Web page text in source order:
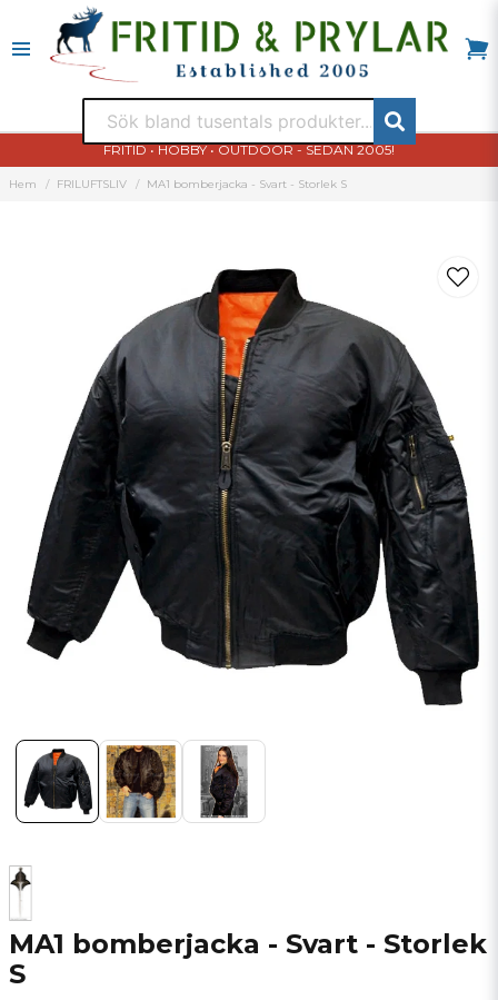
FRITID • HOBBY • OUTDOOR - SEDAN 2005!
Hem FRILUFTSLIV MA1 bomberjacka - Svart - Storlek S
MA1 bomberjacka - Svart - Storlek
S